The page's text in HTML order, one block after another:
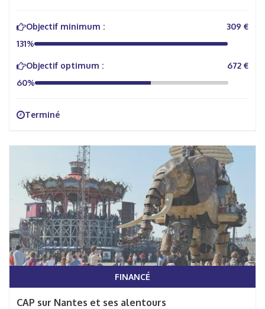
Objectif minimum :
309 €
131%
Objectif optimum :
672 €
60%
Terminé
FINANCÉ
CAP sur Nantes et ses alentours